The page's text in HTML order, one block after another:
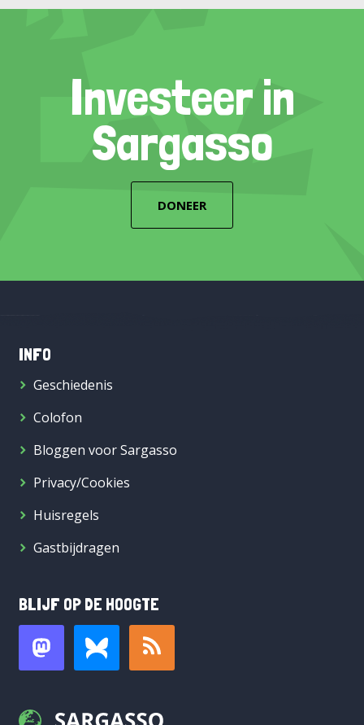
Investeer in
Sargasso
DONEER
INFO
Geschiedenis
Colofon
Bloggen voor Sargasso
Privacy/Cookies
Huisregels
Gastbijdragen
BLIJF OP DE HOOGTE